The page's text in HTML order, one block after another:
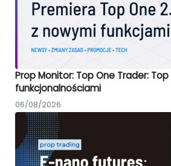
Prop Monitor: Top One Trader:
funkcjonalnościami
06/08/2026